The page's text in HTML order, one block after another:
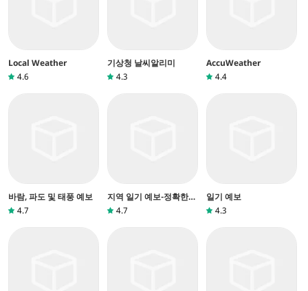
Local Weather
4.6
기상청 날씨알리미
4.3
AccuWeather
4.4
바람, 파도 및 태풍 예보
4.7
지역 일기 예보-정확한
날씨 및 경고
4.7
일기 예보
4.3